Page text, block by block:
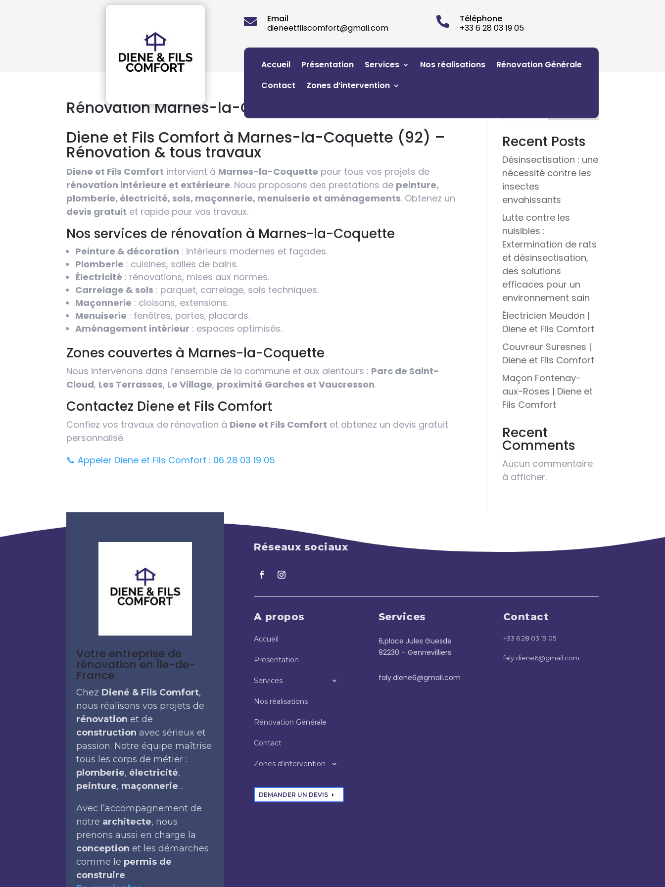

Email
dieneetfilscomfort@gmail.com

Téléphone
+33 6 28 03 19 05
Accueil Présentation Services Nos réalisations
Rénovation Générale
Contact
Zones d’intervention
Rénovation Marnes-la-Coquette
Diene et Fils Comfort à Marnes-la-Coquette (92) –
Rénovation & tous travaux
Diene et Fils Comfort intervient à Marnes-la-Coquette pour tous vos projets de
rénovation intérieure et extérieure. Nous proposons des prestations de peinture,
plomberie, électricité, sols, maçonnerie, menuiserie et aménagements. Obtenez un
devis gratuit et rapide pour vos travaux.
Nos services de rénovation à Marnes-la-Coquette
Peinture & décoration : intérieurs modernes et façades.
Plomberie : cuisines, salles de bains.
Électricité : rénovations, mises aux normes.
Carrelage & sols : parquet, carrelage, sols techniques.
Maçonnerie : cloisons, extensions.
Menuiserie : fenêtres, portes, placards.
Aménagement intérieur : espaces optimisés.
Zones couvertes à Marnes-la-Coquette
Nous intervenons dans l’ensemble de la commune et aux alentours : Parc de Saint-
Cloud, Les Terrasses, Le Village, proximité Garches et Vaucresson.
Contactez Diene et Fils Comfort
Confiez vos travaux de rénovation à Diene et Fils Comfort et obtenez un devis gratuit
personnalisé.
📞 Appeler Diene et Fils Comfort : 06 28 03 19 05
Recent Posts
Désinsectisation : une
nécessité contre les
insectes
envahissants
Lutte contre les
nuisibles :
Extermination de rats
et désinsectisation,
des solutions
efficaces pour un
environnement sain
Électricien Meudon |
Diene et Fils Comfort
Couvreur Suresnes |
Diene et Fils Comfort
Maçon Fontenay-
aux-Roses | Diene et
Fils Comfort
Recent
Comments
Aucun commentaire
à afficher.
Votre entreprise de
rénovation en Île-de-
France
Chez Diené & Fils Comfort,
nous réalisons vos projets de
rénovation et de
construction avec sérieux et
passion. Notre équipe maîtrise
tous les corps de métier :
plomberie, électricité,
peinture, maçonnerie…
Avec l’accompagnement de
notre architecte, nous
prenons aussi en charge la
conception et les démarches
comme le permis de
construire.
Réseaux sociaux
A propos
Accueil
Présentation
Services
Nos réalisations
Rénovation Générale
Contact
Zones d’intervention
DEMANDER UN DEVIS
Services
6,place Jules Guesde
92230 – Gennevilliers
faly.diene6@gmail.com
Contact
+33 6 28 03 19 05
faly.diene6@gmail.com